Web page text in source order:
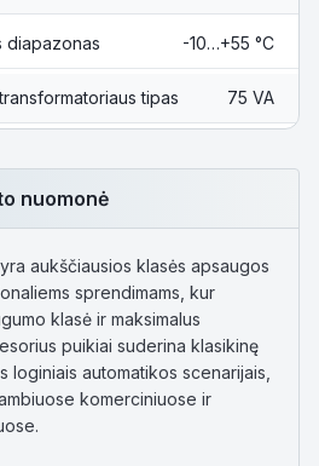
diapazonas -10…+55 °C
tipas 75 VA
nuomonė
aukščiausios klasės apsaugos
sprendimams, kur
klasė ir maksimalus
puikiai suderina klasikinę
loginiais automatikos scenarijais,
komerciniuose ir